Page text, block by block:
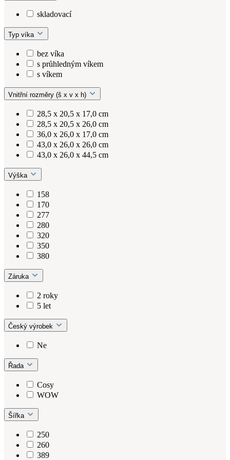
skladovací
Typ víka
bez víka
s průhledným víkem
s víkem
Vnitřní rozměry (š x v x h)
28,5 x 20,5 x 17,0 cm
28,5 x 20,5 x 26,0 cm
36,0 x 26,0 x 17,0 cm
43,0 x 26,0 x 26,0 cm
43,0 x 26,0 x 44,5 cm
Výška
158
170
277
280
320
350
380
Záruka
2 roky
5 let
Český výrobek
Ne
Řada
Cosy
WOW
Šířka
250
260
389